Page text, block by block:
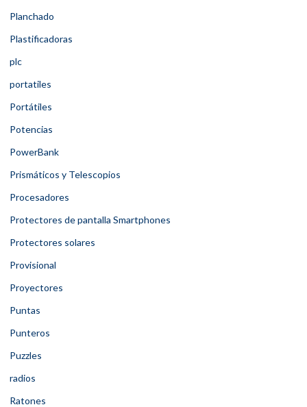
Planchado
Plastificadoras
plc
portatiles
Portátiles
Potencias
PowerBank
Prismáticos y Telescopios
Procesadores
Protectores de pantalla Smartphones
Protectores solares
Provisional
Proyectores
Puntas
Punteros
Puzzles
radios
Ratones